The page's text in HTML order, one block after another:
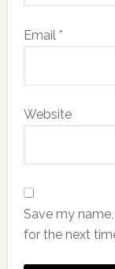
Email *
Website
Save my
for the next